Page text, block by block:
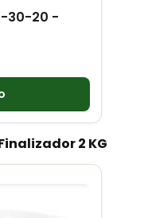
30-20 -
2 KG